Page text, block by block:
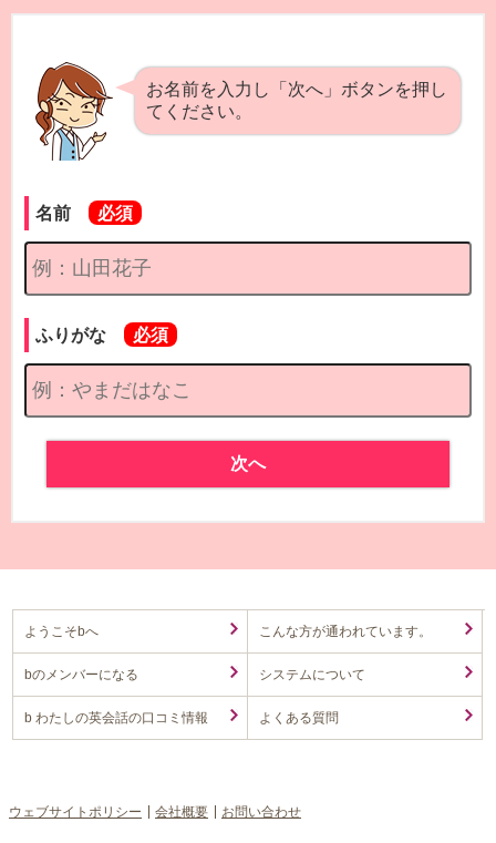
お名前を入力し「次へ」ボタンを押し
てください。
名前
ふりがな
次へ
ようこそbへ こんな方が通われています。
bのメンバーになる システムについて
b わたしの英会話の口コミ情報 よくある質問
ウェブサイトポリシー 会社概要 お問い合わせ